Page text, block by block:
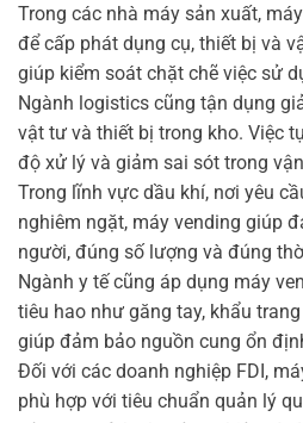
Trong các nhà máy sản xuất,
để cấp phát dụng cụ, thiết bị và
giúp kiểm soát chặt chẽ việc sử
Ngành logistics cũng tận dụng
vật tư và thiết bị trong kho. Việc
độ xử lý và giảm sai sót trong
Trong lĩnh vực dầu khí, nơi yêu
nghiêm ngặt, máy vending giúp
người, đúng số lượng và đúng
Ngành y tế cũng áp dụng máy
tiêu hao như găng tay, khẩu
giúp đảm bảo nguồn cung ổn
Đối với các doanh nghiệp FDI,
phù hợp với tiêu chuẩn quản lý